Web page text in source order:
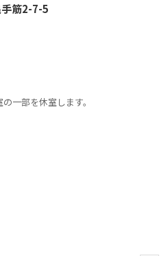
筋2-7-5
一部を休室します。